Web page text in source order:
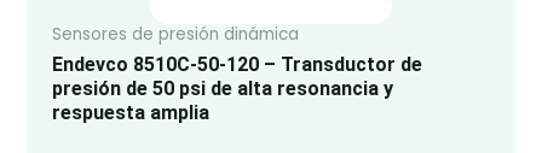
Sensores de presión dinámica
Endevco 8510C-50-120 – Transductor de
presión de 50 psi de alta resonancia y
respuesta amplia